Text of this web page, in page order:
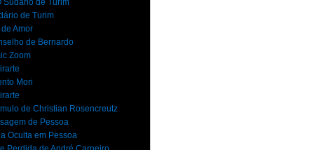
de Turim
Amor
de Bernardo
Zoom
Mori
de Christian Rosencreutz
de Pessoa
Oculta em Pessoa